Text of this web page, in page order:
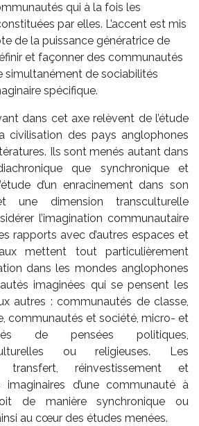
qui à la fois les
par elles. L’accent est mis
de la puissance génératrice de
et façonner des communautés
simultanément de sociabilités
spécifique.
dans cet axe relèvent de l’étude
civilisation des pays anglophones
Ils sont menés autant dans
que synchronique et
d’un enracinement dans son
une dimension transculturelle
l’imagination communautaire
rapports avec d’autres espaces et
mettent tout particulièrement
dans les mondes anglophones
imaginées qui se pensent les
autres : communautés de classe,
communautés et société, micro- et
de pensées politiques,
ou religieuses. Les
transfert, réinvestissement et
d’une communauté à
de manière synchronique ou
au cœur des études menées.